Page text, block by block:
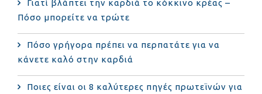
Γιατί βλάπτει την καρδιά το κόκκινο κρέας –
Πόσο μπορείτε να τρώτε
Πόσο γρήγορα πρέπει να περπατάτε για να
κάνετε καλό στην καρδιά
Ποιες είναι οι 8 καλύτερες πηγές πρωτεϊνών για